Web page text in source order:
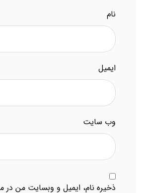
نام
ایمیل
وب‌ سایت
ذخیره نام، ایمیل و وبسایت من در